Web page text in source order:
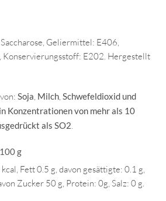
Geliermittel: E406,
Konservierungsstoff: E202. Hergestellt
Soja, Milch, Schwefeldioxid und
Konzentrationen von mehr als 10
als SO2.
g
Fett 0.5 g, davon gesättigte: 0.1 g,
Zucker 50 g, Protein: 0g, Salz: 0 g.